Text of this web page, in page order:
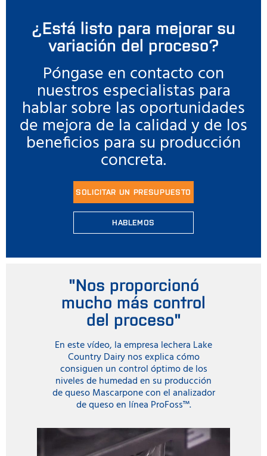
¿Está listo para mejorar su
variación del proceso?
Póngase en contacto con
nuestros especialistas para
hablar sobre las oportunidades
de mejora de la calidad y de los
beneficios para su producción
concreta.
SOLICITAR UN PRESUPUESTO
HABLEMOS
"Nos proporcionó
mucho más control
del proceso"
En este vídeo, la empresa lechera Lake
Country Dairy nos explica cómo
consiguen un control óptimo de los
niveles de humedad en su producción
de queso Mascarpone con el analizador
de queso en línea ProFoss™.